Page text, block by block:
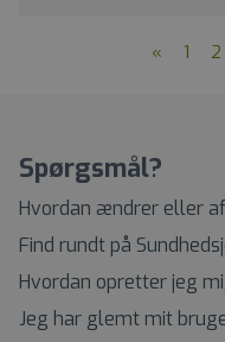
« 1 2
Spørgsmål?
Hvordan ændrer eller
Find rundt på
Hvordan opretter jeg
Jeg har glemt mit